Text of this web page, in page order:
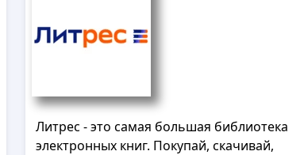
Литрес - это самая большая библиотека
электронных книг. Покупай, скачивай,